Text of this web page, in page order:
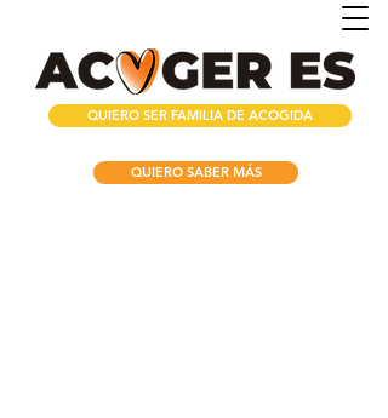
QUIERO SER FAMILIA DE ACOGIDA
QUIERO SABER MÁS